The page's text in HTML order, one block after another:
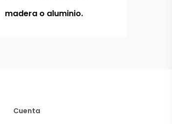
madera o aluminio.
Cuenta